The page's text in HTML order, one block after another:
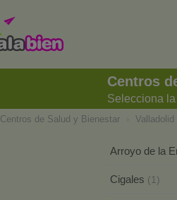
Centros
Selecciona la
Centros de Salud y Bienestar Valladolid
Arroyo de la
Cigales (1)